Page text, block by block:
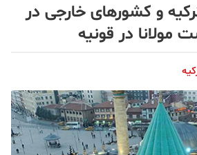
و کشورهای خارجی در
مولانا در قونیه